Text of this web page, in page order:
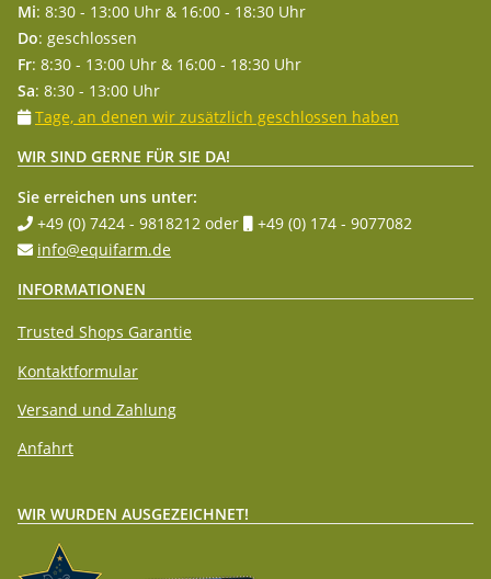
Mi: 8:30 - 13:00 Uhr & 16:00 - 18:30 Uhr
Do: geschlossen
Fr: 8:30 - 13:00 Uhr & 16:00 - 18:30 Uhr
Sa: 8:30 - 13:00 Uhr
Tage, an denen wir zusätzlich geschlossen haben
WIR SIND GERNE FÜR SIE DA!
Sie erreichen uns unter:
+49 (0) 7424 - 9818212 oder
+49 (0) 174 - 9077082
info@equifarm.de
INFORMATIONEN
Trusted Shops Garantie
Kontaktformular
Versand und Zahlung
Anfahrt
WIR WURDEN AUSGEZEICHNET!